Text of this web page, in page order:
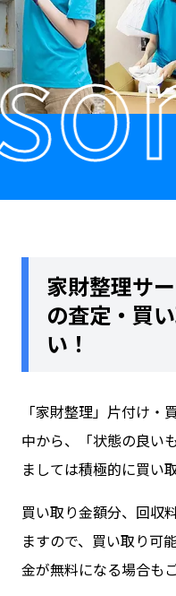
家財整理サ
の査定・買
い！
「家財整理」 片付け・
中から、「状態の良い
ましては積極的に買い
買い取り金額分、回収
ますので、買い取り可
金が無料になる場合も